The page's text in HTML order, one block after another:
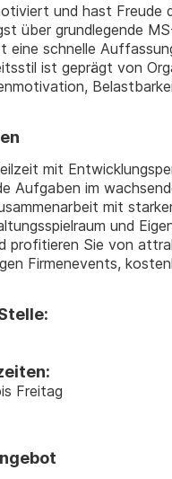
und hast Freude
über grundlegende
eine schnelle
ist geprägt von
mit
Aufgaben im
mit
und
profitieren Sie von
Firmenevents,
Freitag